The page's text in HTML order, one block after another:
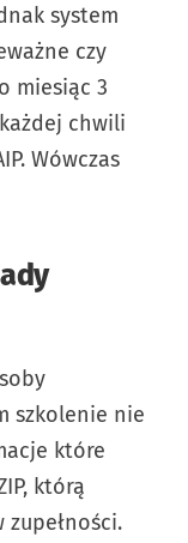
system
czy
miesiąc 3
chwili
Wówczas
szkolenie nie
które
którą
zupełności.